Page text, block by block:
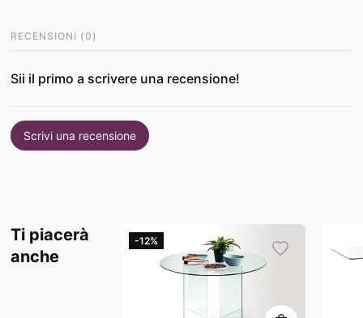
RECENSIONI (0 )
Sii il primo a scrivere una recensione!
Scrivi una recensione
Ti piacerà
anche
-12%